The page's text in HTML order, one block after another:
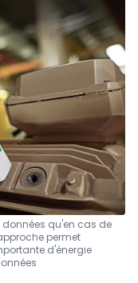
qu'en cas de
permet
d'énergie